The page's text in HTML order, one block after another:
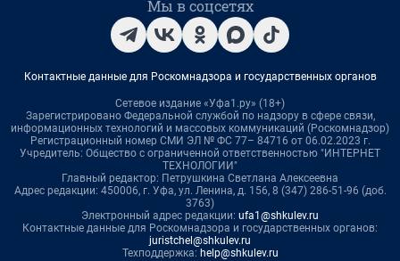
Мы в соцсетях
Контактные данные для Роскомнадзора и государственных органов
Сетевое издание «Уфа1.ру» (18+)
Зарегистрировано Федеральной службой по надзору в сфере связи,
информационных технологий и массовых коммуникаций (Роскомнадзор)
Регистрационный номер СМИ ЭЛ № ФС 77– 84716 от 06.02.2023 г.
Учредитель: Общество с ограниченной ответственностью "ИНТЕРНЕТ
ТЕХНОЛОГИИ"
Главный редактор: Петрушкина Светлана Алексеевна
Адрес редакции: 450006, г. Уфа, ул. Ленина, д. 156, 8 (347) 286-51-96 (доб.
3763)
Электронный адрес редакции: ufa1@shkulev.ru
Контактные данные для Роскомнадзора и государственных органов:
juristchel@shkulev.ru
Техподдержка: help@shkulev.ru